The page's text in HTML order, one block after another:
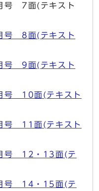
号 7面(テキスト
号 8面(テキスト
号 9面(テキスト
号 10面(テキスト
号 11面(テキスト
号 12・13面(テ
号 14・15面(テ